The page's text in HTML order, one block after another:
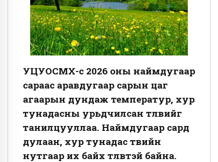
УЦУОСМХ-өөс 2026 оны наймдугаар
сараас аравдугаар сарын цаг
агаарын дундаж температур, хур
тунадасны урьдчилсан төлөвийг
танилцууллаа. Наймдугаар сард
дулаан, хур тунадас төвийн
нутгаар их байх төлөвтэй байна.